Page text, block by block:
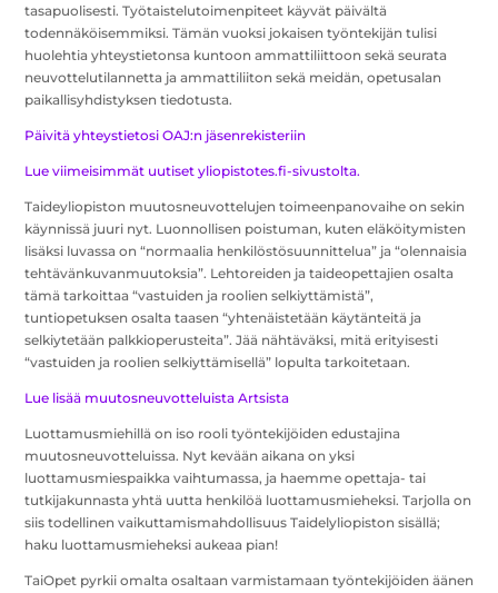
tasapuolisesti. Työtaistelutoimenpiteet käyvät päivältä
todennäköisemmiksi. Tämän vuoksi jokaisen työntekijän tulisi
huolehtia yhteystietonsa kuntoon ammattiliittoon sekä seurata
neuvottelutilannetta ja ammattiliiton sekä meidän, opetusalan
paikallisyhdistyksen tiedotusta.
Päivitä yhteystietosi OAJ:n jäsenrekisteriin
Lue viimeisimmät uutiset yliopistotes.fi-sivustolta.
Taideyliopiston muutosneuvottelujen toimeenpanovaihe on sekin
käynnissä juuri nyt. Luonnollisen poistuman, kuten eläköitymisten
lisäksi luvassa on “normaalia henkilöstösuunnittelua” ja “olennaisia
tehtävänkuvanmuutoksia”. Lehtoreiden ja taideopettajien osalta
tämä tarkoittaa “vastuiden ja roolien selkiyttämistä”,
tuntiopetuksen osalta taasen “yhtenäistetään käytänteitä ja
selkiytetään palkkioperusteita”. Jää nähtäväksi, mitä erityisesti
“vastuiden ja roolien selkiyttämisellä” lopulta tarkoitetaan.
Lue lisää muutosneuvotteluista Artsista
Luottamusmiehillä on iso rooli työntekijöiden edustajina
muutosneuvotteluissa. Nyt kevään aikana on yksi
luottamusmiespaikka vaihtumassa, ja haemme opettaja- tai
tutkijakunnasta yhtä uutta henkilöä luottamusmieheksi. Tarjolla on
siis todellinen vaikuttamismahdollisuus Taidelyliopiston sisällä;
haku luottamusmieheksi aukeaa pian!
TaiOpet pyrkii omalta osaltaan varmistamaan työntekijöiden äänen